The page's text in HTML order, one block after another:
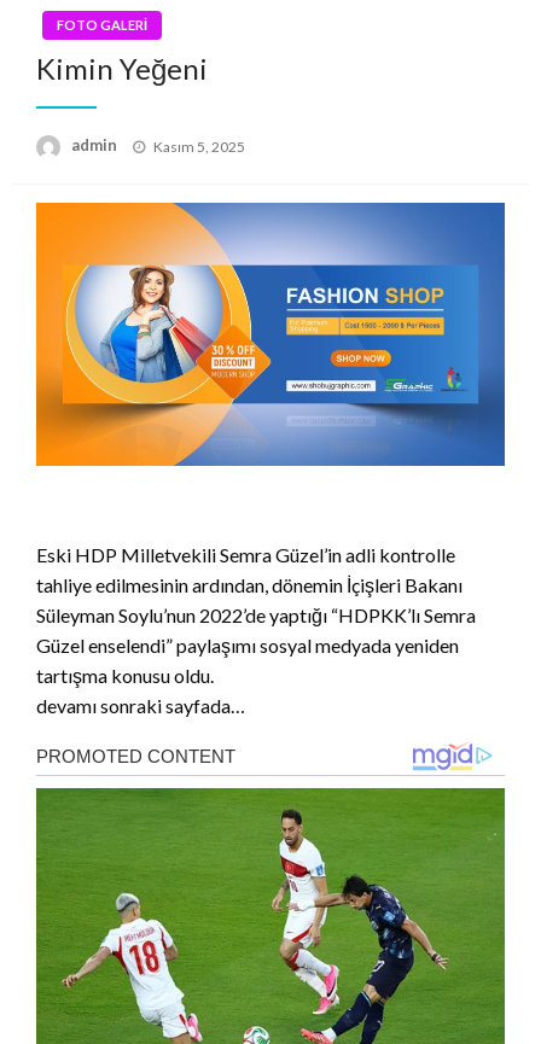
FOTO GALERİ
Kimin Yeğeni
admin
Posted
Kasım 5, 2025
Eski HDP Milletvekili Semra Güzel’in adli kontrolle
tahliye edilmesinin ardından, dönemin İçişleri Bakanı
Süleyman Soylu’nun 2022’de yaptığı “HDPKK’lı Semra
Güzel enselendi” paylaşımı sosyal medyada yeniden
tartışma konusu oldu.
devamı sonraki sayfada…